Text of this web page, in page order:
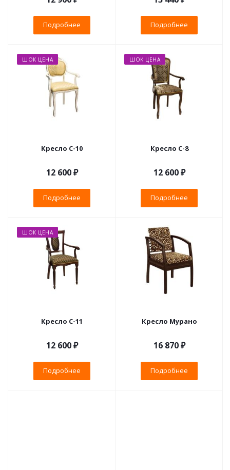
Подробнее Подробнее
ШОК ЦЕНА
Кресло С-10
12 600 ₽
Подробнее
ШОК ЦЕНА
Кресло С-8
12 600 ₽
Подробнее
ШОК ЦЕНА
Кресло С-11
12 600 ₽
Подробнее
Кресло Мурано
16 870 ₽
Подробнее